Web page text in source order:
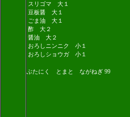
スリゴマ 大１
豆板醤 大１
ごま油 大１
酢 大２
醤油 大２
おろしニンニク 小１
おろしショウガ 小１
ぶたにく とまと ながねぎ 99